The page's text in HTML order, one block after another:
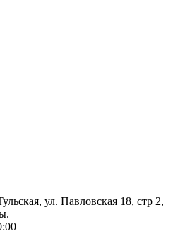
ул. Павловская 18, стр 2,